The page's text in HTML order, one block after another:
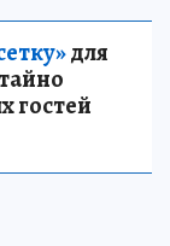
для
гостей